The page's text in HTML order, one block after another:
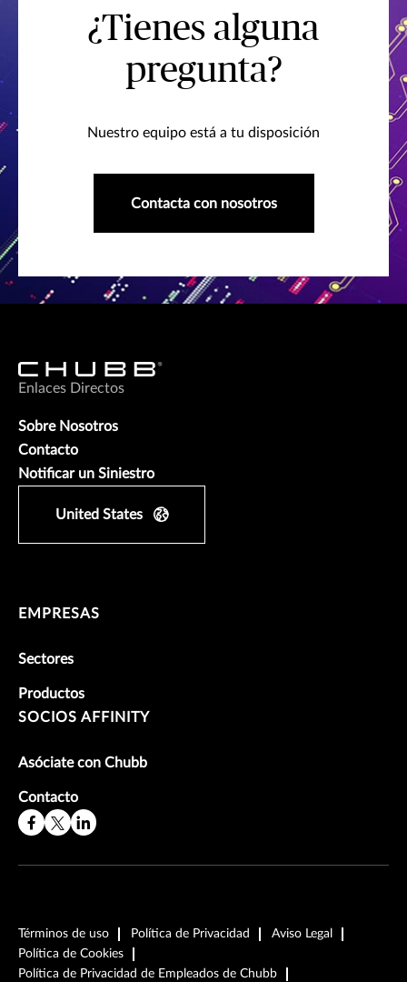
¿Tienes alguna
pregunta?
Nuestro equipo está a tu disposición
Contacta con nosotros
Enlaces Directos
Sobre Nosotros
Contacto
Notificar un Siniestro
United States
EMPRESAS
Sectores
Productos
SOCIOS AFFINITY
Asóciate con Chubb
Contacto
Términos de uso Política de Privacidad
Aviso Legal
Política de Cookies
Política de Privacidad de Empleados de Chubb